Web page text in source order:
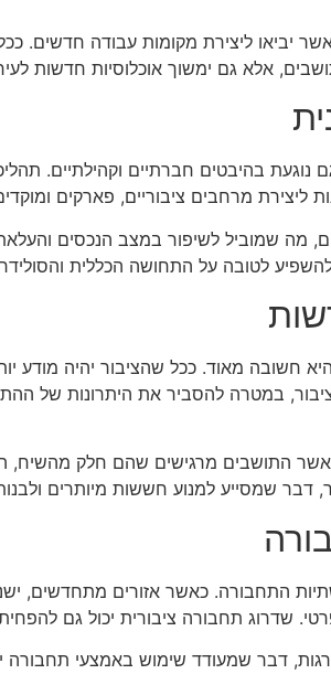
יביאו ליצירת מקומות עבודה חדשים.
אלא גם ימשוך אוכלוסיות חדשות לעיר,
בהיבטים חברתיים וקהילתיים.
מרחבים ציבוריים, פארקים
מה שמוביל לשיפור במצב הנכסים
לטובה על התחושה הכללית
מאוד. ככל שהציבור יהיה מודע
במטרה להסביר את היתרונות של
התושבים מרגישים שהם חלק מהשיח,
שמסייע למנוע חששות מיותרים ולבנות
התחבורה. כאשר אזורים מתחדשים,
שדרוג תחבורה ציבורית יכול גם
דבר שמעודד שימוש באמצעי